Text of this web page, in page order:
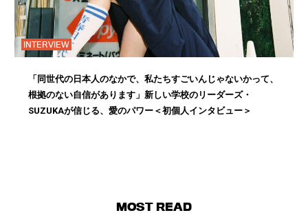
INTERVIEW
「同世代の日本人のなかで、私たちすごいんじゃないかって、
根拠のない自信があります」新しい学校のリーダーズ・
SUZUKAが信じる、愛のパワー＜初個人インタビュー＞
MOST READ